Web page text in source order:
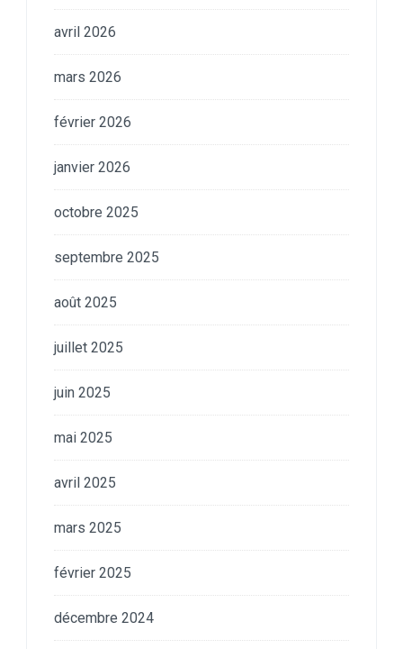
avril 2026
mars 2026
février 2026
janvier 2026
octobre 2025
septembre 2025
août 2025
juillet 2025
juin 2025
mai 2025
avril 2025
mars 2025
février 2025
décembre 2024